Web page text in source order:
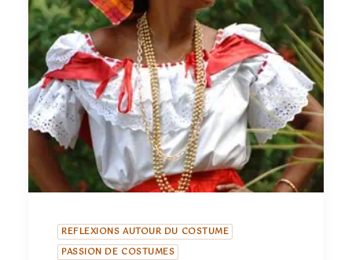
REFLEXIONS AUTOUR DU COSTUME
PASSION DE COSTUMES